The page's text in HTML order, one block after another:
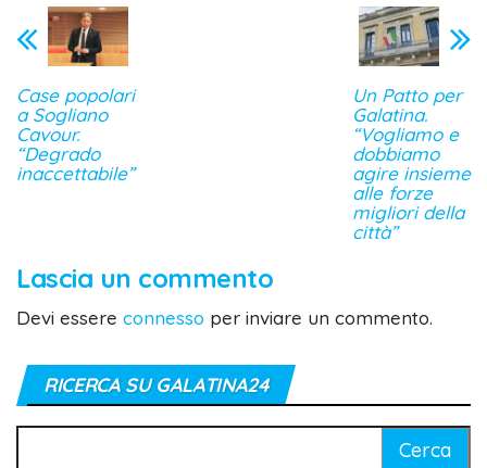
Case popolari
a Sogliano
Cavour.
“Degrado
inaccettabile”
Un Patto per
Galatina.
“Vogliamo e
dobbiamo
agire insieme
alle forze
migliori della
città”
Lascia un commento
Devi essere connesso per inviare un commento.
RICERCA SU GALATINA24